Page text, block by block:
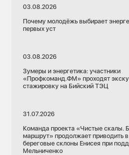
03.08.2026
Почему молодёжь выбирает
первых уст
03.08.2026
Зумеры и энергетика: участники
«Профкоманд.ФМ» проходят
стажировку на Бийский ТЭЦ
31.07.2026
Команда проекта «Чистые скалы.
маршрут» продолжает приводить
береговые склоны Енисея при
Мельниченко